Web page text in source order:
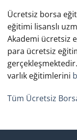
Ücretsiz borsa
eğitimi lisanslı
Akademi ücretsiz
para ücretsiz
varlık eğitimlerini
Tüm Ücretsiz